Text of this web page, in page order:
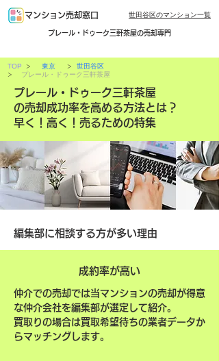
マンション売却窓口 世田谷区のマンション一覧
プレール・ドゥーク三軒茶屋の売却専門
TOP > 東京
>
>
プレール・ドゥーク三軒茶屋
世田谷区
プレール・ドゥーク三軒茶屋
の売却成功率を高める方法とは？
早く！高く！売るための特集
編集部に相談する方が多い理由
成約率が高い
仲介での売却では当マンションの売却が得意
な仲介会社を編集部が選定して紹介。
買取りの場合は買取希望待ちの業者データか
らマッチングします。